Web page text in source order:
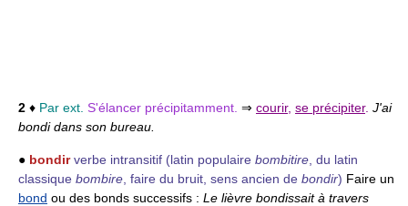
2 ♦ Par ext. S'élancer précipitamment. ⇒ courir, se précipiter. J'ai
bondi dans son bureau.
● bondir verbe intransitif (latin populaire bombitire , du latin
classique bombire , faire du bruit, sens ancien de bondir) Faire un
bond ou des bonds successifs : Le lièvre bondissait à travers